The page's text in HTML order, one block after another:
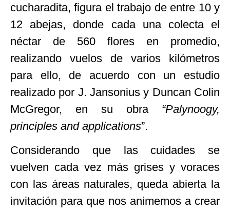
cucharadita, figura el trabajo de entre 10 y
12 abejas, donde cada una colecta el
néctar de 560 flores en promedio,
realizando vuelos de varios kilómetros
para ello, de acuerdo con un estudio
realizado por J. Jansonius y Duncan Colin
McGregor, en su obra “Palynoogy,
principles and applications”.
Considerando que las cuidades se
vuelven cada vez más grises y voraces
con las áreas naturales, queda abierta la
invitación para que nos animemos a crear